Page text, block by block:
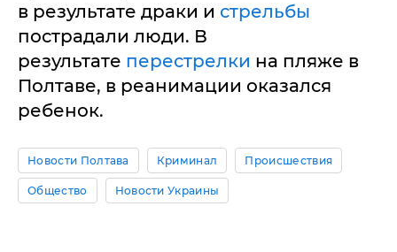
в результате драки и стрельбы
пострадали люди. В
результате перестрелки на пляже в
Полтаве, в реанимации оказался
ребенок.
Новости Полтава Криминал Происшествия
Общество Новости Украины